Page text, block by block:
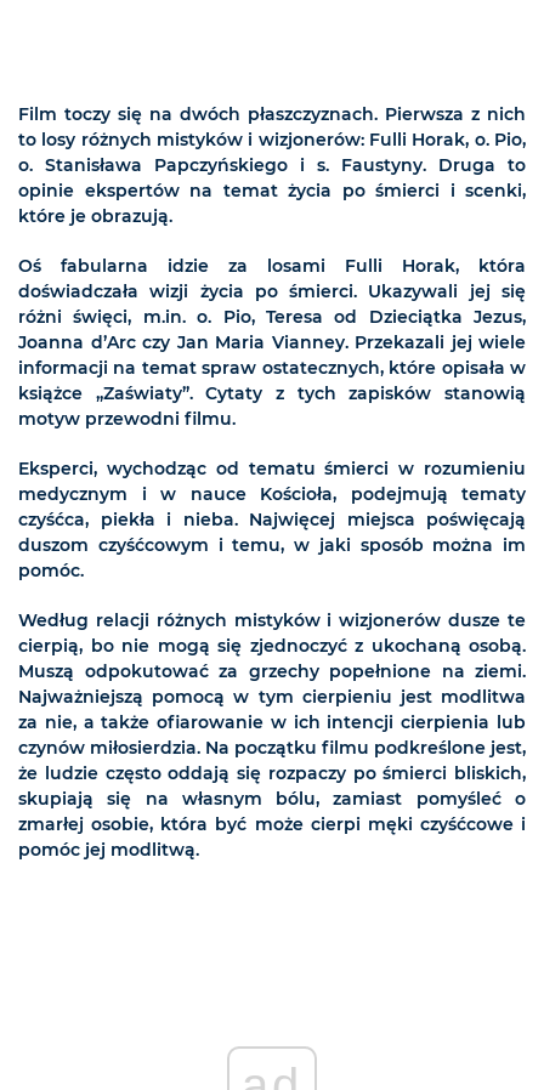
Film toczy się na dwóch płaszczyznach. Pierwsza z nich
to losy różnych mistyków i wizjonerów: Fulli Horak, o. Pio,
o. Stanisława Papczyńskiego i s. Faustyny. Druga to
opinie ekspertów na temat życia po śmierci i scenki,
które je obrazują.
Oś fabularna idzie za losami Fulli Horak, która
doświadczała wizji życia po śmierci. Ukazywali jej się
różni święci, m.in. o. Pio, Teresa od Dzieciątka Jezus,
Joanna d’Arc czy Jan Maria Vianney. Przekazali jej wiele
informacji na temat spraw ostatecznych, które opisała w
książce „Zaświaty”. Cytaty z tych zapisków stanowią
motyw przewodni filmu.
Eksperci, wychodząc od tematu śmierci w rozumieniu
medycznym i w nauce Kościoła, podejmują tematy
czyśćca, piekła i nieba. Najwięcej miejsca poświęcają
duszom czyśćcowym i temu, w jaki sposób można im
pomóc.
Według relacji różnych mistyków i wizjonerów dusze te
cierpią, bo nie mogą się zjednoczyć z ukochaną osobą.
Muszą odpokutować za grzechy popełnione na ziemi.
Najważniejszą pomocą w tym cierpieniu jest modlitwa
za nie, a także ofiarowanie w ich intencji cierpienia lub
czynów miłosierdzia. Na początku filmu podkreślone jest,
że ludzie często oddają się rozpaczy po śmierci bliskich,
skupiają się na własnym bólu, zamiast pomyśleć o
zmarłej osobie, która być może cierpi męki czyśćcowe i
pomóc jej modlitwą.